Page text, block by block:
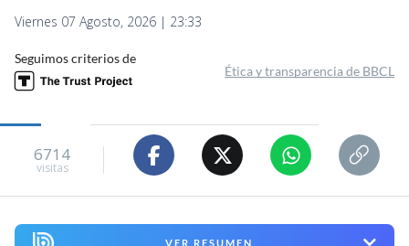
Viernes 07 Agosto, 2026 | 23:33
Seguimos criterios de
Ética y transparencia de BBCL
6714
visitas
VER RESUMEN